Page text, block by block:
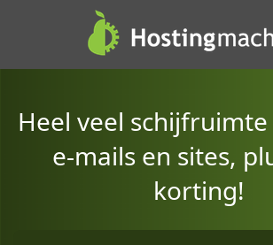
Heel veel
e-mails en sites,
korting!